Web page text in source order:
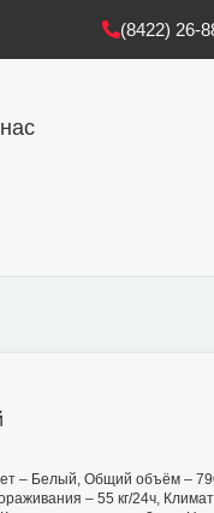
(8422) 26-
– Белый, Общий объём –
– 55 кг/24ч,